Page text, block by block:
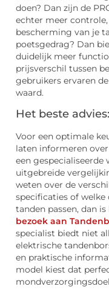
doen? Dan zijn de
echter meer
bescherming van je
poetsgedrag? Dan
duidelijk meer
prijsverschil tussen
gebruikers ervaren
waard.
Het beste
Voor een optimale
laten informeren
een gespecialiseerde
uitgebreide
weten over de
specificaties of
tanden passen, dan
bezoek aan
specialist biedt niet
elektrische
en praktische
model kiest dat